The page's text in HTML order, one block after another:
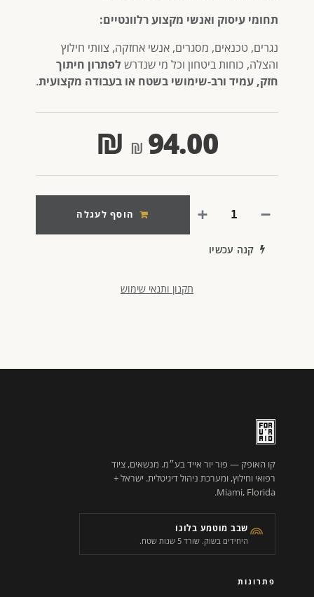
תחומי עיסוק ואנשי מקצוע רלוונטיים:
נגרים, טכנאים, מסגרים, אנשי אחזקה, צוותי חילוץ
והצלה, כוחות ביטחון וכל מי שנדרש לפתרון חיתוך
חזק, עמיד ורב-שימושי בשטח או בעבודה מקצועית.
94.00
₪
הוסף לעגלה
קנה עכשיו
תקנון ותנאי שימוש
קו האופק — פור יור אייד בע״מ. מנשאים, ציוד
רפואי וחילוץ, ומערכת ניהול דיגיטלית. ישראל +
Miami, Florida.
שבב מוטמע בלוגו
היחידים בשוק. שורד 5 שנות שטח.
פתרונות